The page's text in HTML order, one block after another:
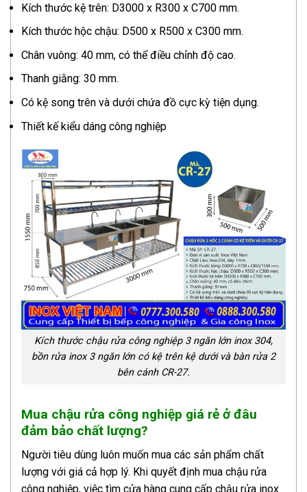
Kích thước kệ trên: D3000 x R300 x C700 mm.
Kích thước hộc chậu: D500 x R500 x C300 mm.
Chân vuông: 40 mm, có thể điều chỉnh độ cao.
Thanh giằng: 30 mm.
Có kệ song trên và dưới chứa đồ cực kỳ tiện dụng.
Thiết kế kiểu dáng công nghiệp
Kích thước chậu rửa công nghiệp 3 ngăn lớn inox 304,
bồn rửa inox 3 ngăn lớn có kệ trên kệ dưới và bàn rửa 2
bên cánh CR-27.
Mua chậu rửa công nghiệp giá rẻ ở đâu
đảm bảo chất lượng?
Người tiêu dùng luôn muốn mua các sản phẩm chất
lượng với giá cả hợp lý. Khi quyết định mua chậu rửa
công nghiệp, việc tìm cửa hàng cung cấp chậu rửa inox